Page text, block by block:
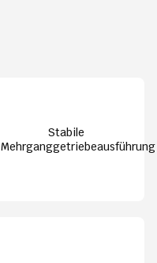
Stabile
Mehrganggetriebeausführung